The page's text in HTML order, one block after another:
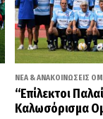
ΝΈΑ & ΑΝΑΚΟΙΝΏΣΕΙΣ
“Επίλεκτοι
Καλωσόρισμα